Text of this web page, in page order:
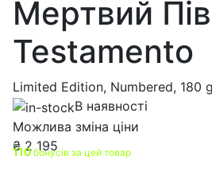
Мертвий
Testamento
Limited Edition, Numbered, 180
В наявності
Можлива зміна ціни
₴2 195
110бонусів за цей товар